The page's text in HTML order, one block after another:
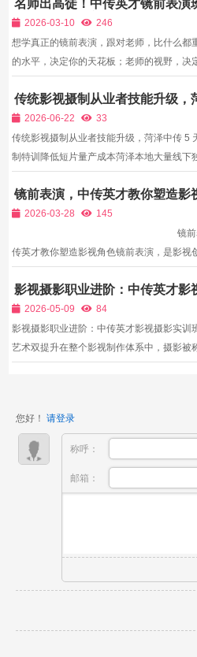
名师出高徒！中传英才镜前表演
北电中戏导师亲授，带你站在巨
学表演
2026-03-10
246
想学真正的镜前表演，跟对老师，比什么都
的水平，决定你的天花板；老师的视野，决
演，依然上镜僵硬、台词不标准、情绪不到
努力，而是没遇到真正专业的老师。中传英
育，汇聚中传...
传统影视摄制从业者技能升级，
5 天 AI 全日制特训降低短片量产
2026-06-22
33
传统影视摄制从业者技能升级，菏泽中传 5
制特训降低短片量产成本菏泽本地大量线下
套灯光剧组完成纪实、剧情短片制作，单条
拍摄、后期周期长达数周，人力、场地、演
镜前表演，中传英才教你塑造影
2026-03-28
145
镜前表演
传英才教你塑造影视角色镜前表演，是影视
视角色，传递故事内核。一名优秀的镜前演
要掌握专业的表演技巧...
影视摄影职业进阶：中传英才影
训班，技术与艺术双提升
2026-05-09
84
影视摄影职业进阶：中传英才影视摄影实训
艺术双提升在整个影视制作体系中，摄影被
摄影师决...
您好！ 请登录
称呼：
邮箱：